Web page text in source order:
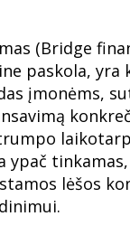
(Bridge
paskola, yra
įmonėms,
ypač
lėšos